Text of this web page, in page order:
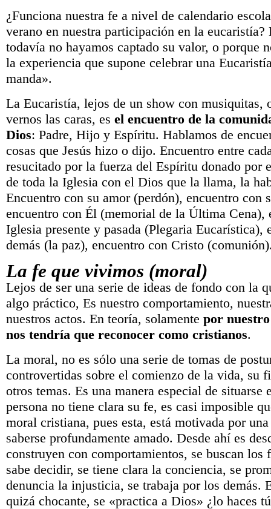
¿Funciona nuestra fe a nivel de calendario
verano en nuestra participación en la eucaristía?
todavía no hayamos captado su valor, o porque
la experiencia que supone celebrar una
manda».
La Eucaristía, lejos de un show con musiquitas,
vernos las caras, es el encuentro de la
Dios: Padre, Hijo y Espíritu. Hablamos de
cosas que Jesús hizo o dijo. Encuentro entre
resucitado por la fuerza del Espíritu donado por
de toda la Iglesia con el Dios que la llama, la
Encuentro con su amor (perdón), encuentro con
encuentro con Él (memorial de la Última Cena),
Iglesia presente y pasada (Plegaria Eucarística),
demás (la paz), encuentro con Cristo
La fe que vivimos (moral)
Lejos de ser una serie de ideas de fondo con la
algo práctico, Es nuestro comportamiento,
nuestros actos. En teoría, solamente por
nos tendría que reconocer como cristianos.
La moral, no es sólo una serie de tomas de
controvertidas sobre el comienzo de la vida, su
otros temas. Es una manera especial de situarse
persona no tiene clara su fe, es casi imposible
moral cristiana, pues esta, está motivada por
saberse profundamente amado. Desde ahí es
construyen con comportamientos, se buscan los
sabe decidir, se tiene clara la conciencia, se
denuncia la injusticia, se trabaja por los demás.
quizá chocante, se «practica a Dios» ¿lo haces